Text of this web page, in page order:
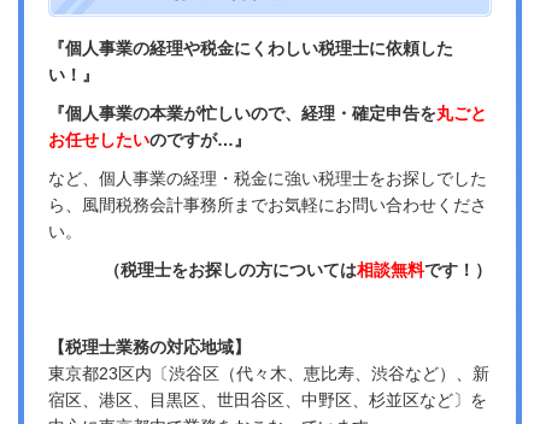
『個人事業の経理や税金にくわしい税理士に依頼した
い！』
『個人事業の本業が忙しいので、経理・確定申告を丸ごと
お任せしたいのですが…』
など、個人事業の経理・税金に強い税理士をお探しでした
ら、風間税務会計事務所までお気軽にお問い合わせくださ
い。
（税理士をお探しの方については相談無料です！）
【税理士業務の対応地域】
東京都23区内〔渋谷区（代々木、恵比寿、渋谷など）、新
宿区、港区、目黒区、世田谷区、中野区、杉並区など〕を